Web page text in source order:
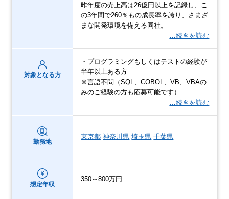
昨年度の売上高は26億円以上を記録し、こ
の3年間で260％もの成長率を誇り、さまざ
まな開発環境を備える同社。
…続きを読む
対象となる方
・プログラミングもしくはテストの経験が
半年以上ある方
※言語不問（SQL、COBOL、VB、VBAの
みのご経験の方も応募可能です）
…続きを読む
勤務地
東京都 神奈川県 埼玉県 千葉県
想定年収
350～800万円